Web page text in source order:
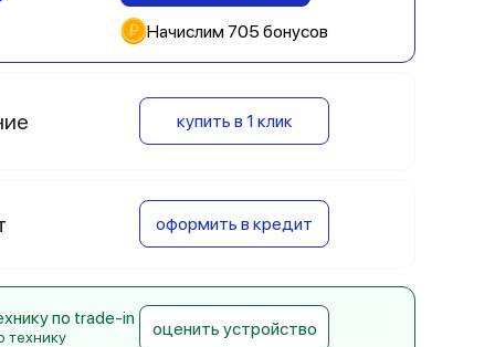
Начислим 705 бонусов
купить в 1 клик
оформить в кредит
по trade-in
технику оценить устройство